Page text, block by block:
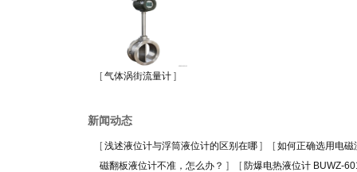
[气体涡街流量计 ]
新闻动态
[浅述液位计与浮筒液位计的区别在哪 ] [如何正确选用电磁
磁翻板液位计不准，怎么办？ ] [ 防爆电热液位计 BUWZ-